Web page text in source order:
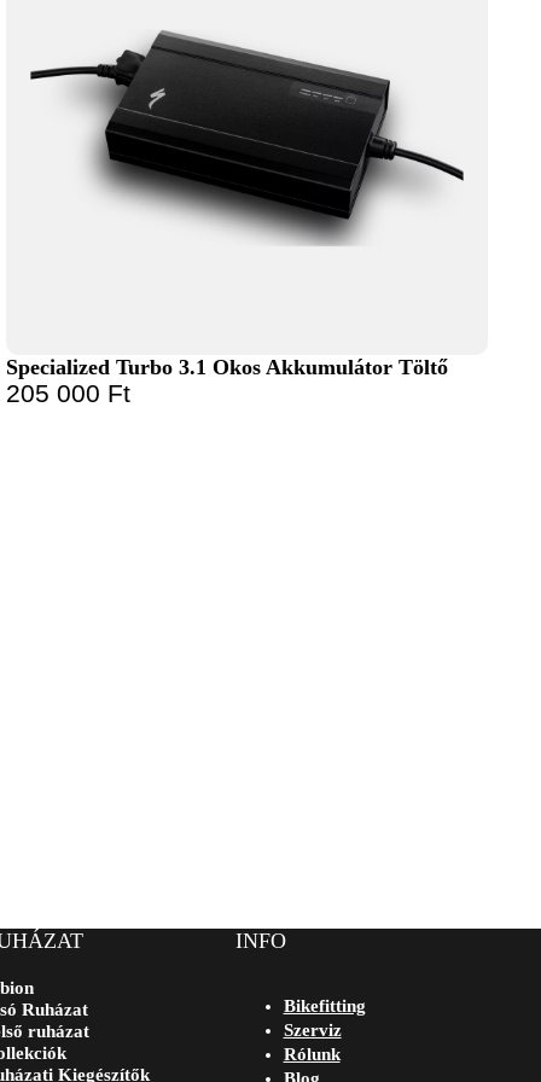
Specialized Turbo 3.1 Okos Akkumulátor Töltő
205 000 Ft
Ruházat
ruházat
Kiegészítők
INFO
Bikefitting
Szerviz
Rólunk
Blog